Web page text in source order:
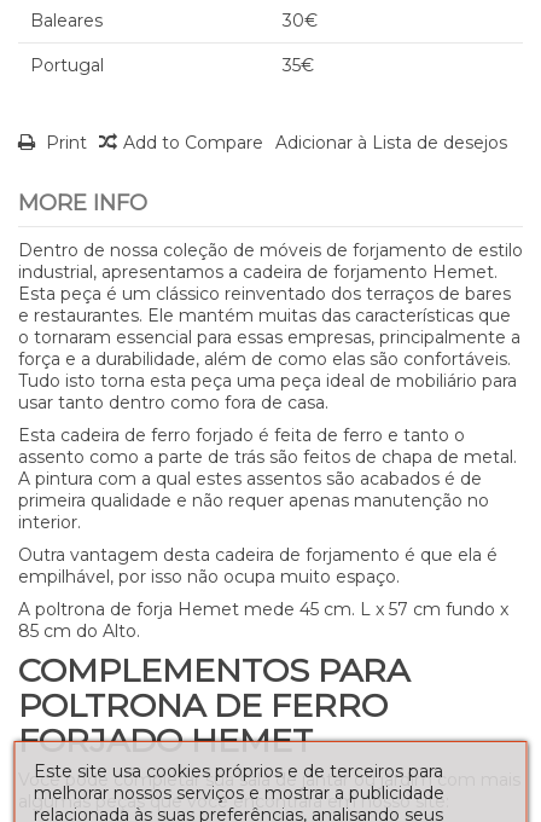
Baleares 30€
Portugal 35€
Print Add to Compare Adicionar à Lista de desejos
MORE INFO
Dentro de nossa coleção de móveis de forjamento de estilo
industrial, apresentamos a cadeira de forjamento Hemet.
Esta peça é um clássico reinventado dos terraços de bares
e restaurantes. Ele mantém muitas das características que
o tornaram essencial para essas empresas, principalmente a
força e a durabilidade, além de como elas são confortáveis.
Tudo isto torna esta peça uma peça ideal de mobiliário para
usar tanto dentro como fora de casa.
Esta cadeira de ferro forjado é feita de ferro e tanto o
assento como a parte de trás são feitos de chapa de metal.
A pintura com a qual estes assentos são acabados é de
primeira qualidade e não requer apenas manutenção no
interior.
Outra vantagem desta cadeira de forjamento é que ela é
empilhável, por isso não ocupa muito espaço.
A poltrona de forja Hemet mede 45 cm. L x 57 cm fundo x
85 cm do Alto.
COMPLEMENTOS PARA
POLTRONA DE FERRO
FORJADO HEMET
Você pode completar sua sala de jantar ou jardim com mais
algumas peças que você encontrará em nosso site:
Este site usa cookies próprios e de terceiros para
melhorar nossos serviços e mostrar a publicidade
relacionada às suas preferências, analisando seus